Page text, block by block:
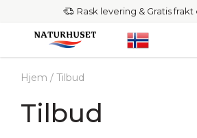
Rask levering & Gratis frakt
Hjem / Tilbud
Tilbud